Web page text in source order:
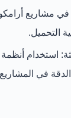
التحميل.
الدقة في